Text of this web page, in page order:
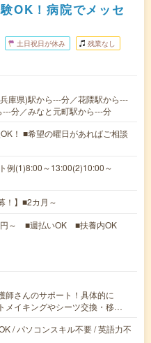
OK！病院でメッセ
土日祝日が休み 残業なし
庫県)駅から---分／花隈駅から---
分／みなと元町駅から---分
！ ■希望の曜日があればご相談
例(1)8:00～13:00(2)10:00～
！】■2カ月～
円～ ■週払いOK ■扶養内OK
さんのサポート！具体的に
メイキングやシーツ交換・移…
/ パソコンスキル不要 / 英語力不